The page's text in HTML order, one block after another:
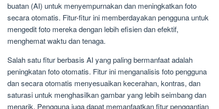
buatan (AI) untuk menyempurnakan dan meningkatkan foto
secara otomatis. Fitur-fitur ini memberdayakan pengguna untuk
mengedit foto mereka dengan lebih efisien dan efektif,
menghemat waktu dan tenaga.
Salah satu fitur berbasis AI yang paling bermanfaat adalah
peningkatan foto otomatis. Fitur ini menganalisis foto pengguna
dan secara otomatis menyesuaikan kecerahan, kontras, dan
saturasi untuk menghasilkan gambar yang lebih seimbang dan
menarik. Pengguna juga dapat memanfaatkan fitur penggantian